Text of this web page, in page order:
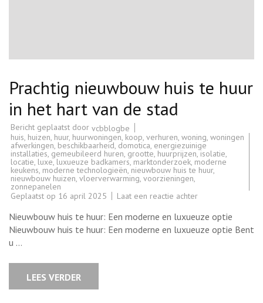
Prachtig nieuwbouw huis te huur
in het hart van de stad
Bericht geplaatst door vcbblogbe
huis, huizen, huur, huurwoningen, koop, verhuren, woning, woningen
afwerkingen, beschikbaarheid, domotica, energiezuinige
installaties, gemeubileerd huren, grootte, huurprijzen,isolatie,
locatie, luxe, luxueuze badkamers, marktonderzoek, moderne
keukens, moderne technologieën, nieuwbouw huis te huur,
nieuwbouw huizen, vloerverwarming, voorzieningen,
zonnepanelen
Geplaatst op 16 april 2025 Laat een reactie achterop
nieuwbouw
huis
te
huur
Nieuwbouw huis te huur: Een moderne en luxueuze optie
Nieuwbouw huis te huur: Een moderne en luxueuze optie Bent
u …
LEES VERDER